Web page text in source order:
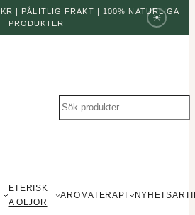
| PÅLITLIG FRAKT | 100% NATURLIGA
PRODUKTER
☀
Sök
produkter
ETERISK
A OLJOR
AROMATERAPI